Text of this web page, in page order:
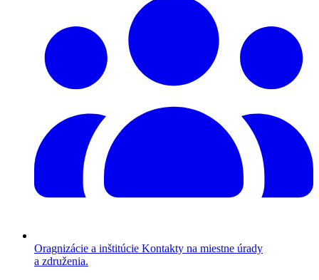
Oragnizácie a inštitúcie Kontakty na miestne úrady
a združenia.